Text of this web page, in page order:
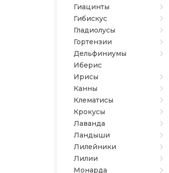
Гиацинты
Гибискус
Гладиолусы
Гортензии
Дельфиниумы
Иберис
Ирисы
Канны
Клематисы
Крокусы
Лаванда
Ландыши
Лилейники
Лилии
Монарда